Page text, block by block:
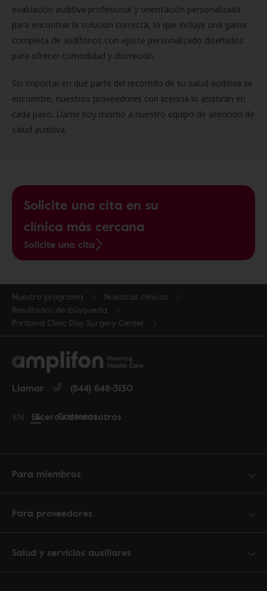
evaluación auditiva profesional y orientación personalizada
para encontrar la solución correcta, lo que incluye una gama
completa de audífonos con ajuste personalizado diseñados
para ofrecer comodidad y discreción.
Sin importar en qué parte del recorrido de su salud auditiva se
encuentre, nuestros proveedores con licencia lo asistirán en
cada paso. Llame hoy mismo a nuestro equipo de atención de
salud auditiva.
Solicite una cita en su
clínica más cercana
Solicite una cita
Nuestro programa
Nuestras clínicas
Resultados de búsqueda
Portland Clinic Day Surgery Center
Acerca de nosotros
Carreras
Llamar (844) 648-3130
Change language to English
EN Cambiar idioma a español
ES
Para miembros
Para proveedores
Salud y servicios auxiliares